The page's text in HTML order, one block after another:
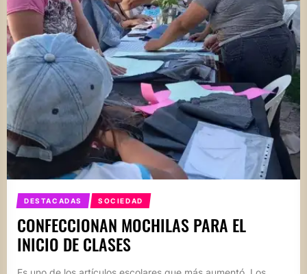
DESTACADAS SOCIEDAD
CONFECCIONAN MOCHILAS PARA EL
INICIO DE CLASES